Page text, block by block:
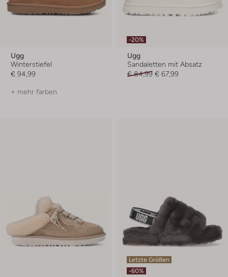
Ugg
Winterstiefel
€ 94,99
+ mehr farben
-20%
Ugg
Sandaletten mit Absatz
€ 84,99 € 67,99
Letzte Größen
-60%